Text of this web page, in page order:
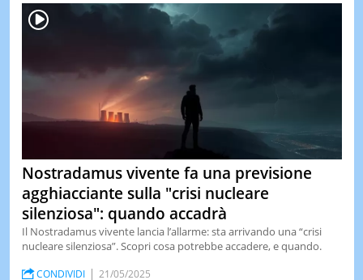
Nostradamus vivente fa una previsione
agghiacciante sulla "crisi nucleare
silenziosa": quando accadrà
Il Nostradamus vivente lancia l’allarme: sta arrivando una “crisi
nucleare silenziosa”. Scopri cosa potrebbe accadere, e quando.
CONDIVIDI 21/05/2025